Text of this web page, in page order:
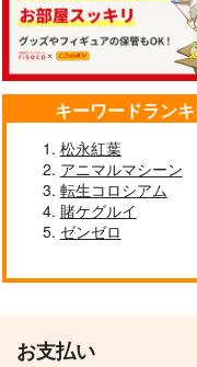
魔物の花嫁 2
ふゅーじょんぷろだく
770円
キーワードラン
松永紅葉
アニマルマシーン
転生コロシアム
賭ケグルイ
ゼンゼロ
お支払い